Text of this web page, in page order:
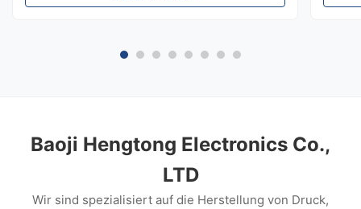
Diffusreflexions-Silizium-Sensor.Das ...
Baoji Hengtong Electronics Co.,
LTD
Wir sind spezialisiert auf die Herstellung von Druck,